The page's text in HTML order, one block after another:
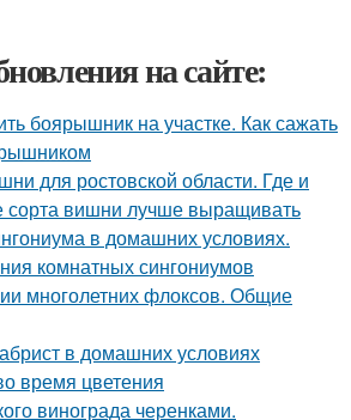
на сайте:
боярышник на участке. Как сажать
для ростовской области. Где и
сорта вишни лучше выращивать
в домашних условиях.
комнатных сингониумов
многолетних флоксов. Общие
в домашних условиях
время цветения
винограда черенками.